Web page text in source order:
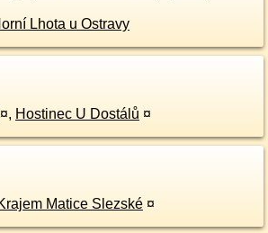
Lhota u Ostravy
¤, Hostinec U Dostálů ¤
Matice Slezské ¤